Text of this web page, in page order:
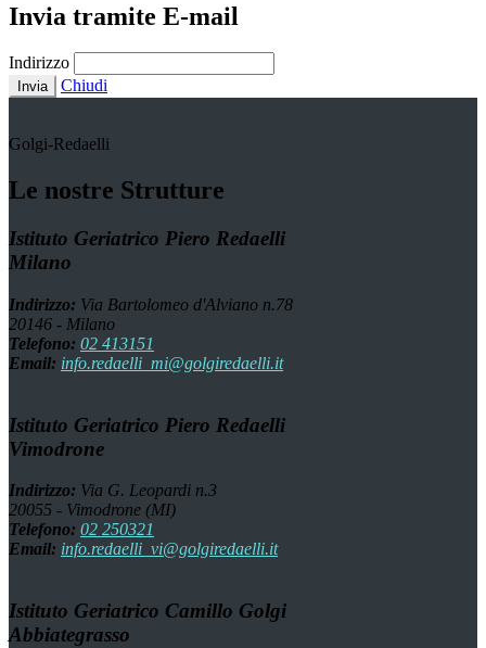
Invia tramite E-mail
Indirizzo
Invia Chiudi
Golgi-Redaelli
Le nostre Strutture
Istituto Geriatrico Piero Redaelli
Milano
Indirizzo: Via Bartolomeo d'Alviano n.78
20146 - Milano
Telefono: 02 413151
Email: info.redaelli_mi@golgiredaelli.it
Istituto Geriatrico Piero Redaelli
Vimodrone
Indirizzo: Via G. Leopardi n.3
20055 - Vimodrone (MI)
Telefono: 02 250321
Email: info.redaelli_vi@golgiredaelli.it
Istituto Geriatrico Camillo Golgi
Abbiategrasso